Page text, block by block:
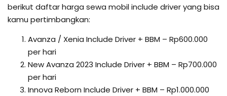
berikut daftar harga sewa mobil include driver yang bisa
kamu pertimbangkan:
Avanza / Xenia Include Driver + BBM – Rp600.000
per hari
New Avanza 2023 Include Driver + BBM – Rp700.000
per hari
Innova Reborn Include Driver + BBM – Rp1.000.000